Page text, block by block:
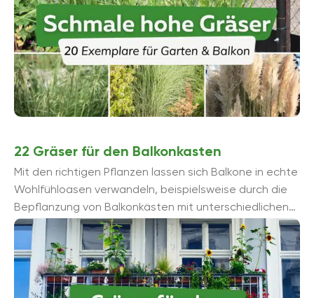
22 Gräser für den Balkonkasten
Mit den richtigen Pflanzen lassen sich Balkone in echte
Wohlfühloasen verwandeln, beispielsweise durch die
Bepflanzung von Balkonkästen mit unterschiedlichen
Gräsern.